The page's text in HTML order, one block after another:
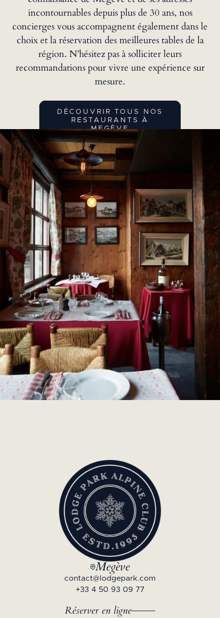
incontournables depuis plus de 30 ans, nos
concierges vous accompagnent également dans le
choix et la réservation des meilleures tables de la
région. N’hésitez pas à solliciter leurs
recommandations pour vivre une expérience sur
mesure.
DÉCOUVRIR TOUS NOS
RESTAURANTS À
MEGÈVE
Megève
contact@lodgepark.com
+33 4 50 93 09 77
Réserver en ligne